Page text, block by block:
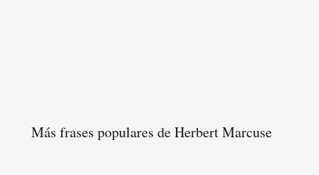
Más frases populares de Herbert Marcuse